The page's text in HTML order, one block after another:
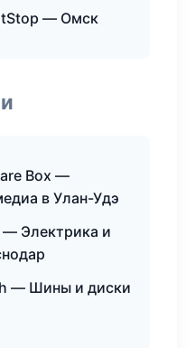
— Омск
Box —
в Улан-Удэ
Электрика и
— Шины и диски